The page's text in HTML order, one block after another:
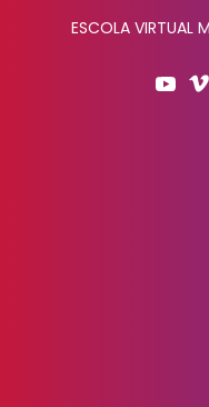
ESCOLA